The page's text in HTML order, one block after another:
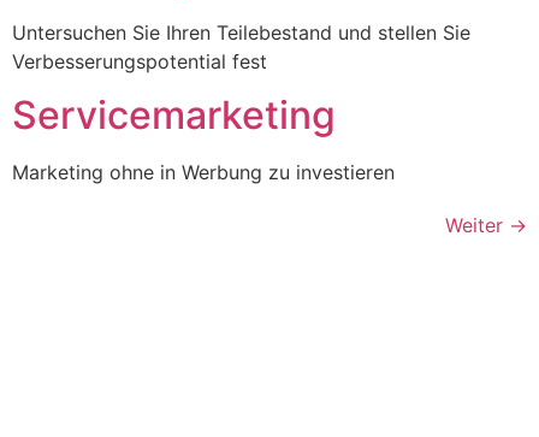
Untersuchen Sie Ihren Teilebestand und stellen Sie
Verbesserungspotential fest
Servicemarketing
Marketing ohne in Werbung zu investieren
Weiter →